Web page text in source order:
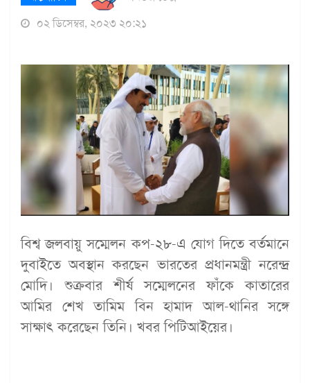
০২ ডিসেম্বর, ২০২৩ ২০:২১
বিশ্ব জলবায়ু সম্মেলন কপ-২৮-এ যোগ দিতে বর্তমানে
দুবাইতে অবস্থান করছেন ভারতের প্রধানমন্ত্রী নরেন্দ্র
মোদি। শুক্রবার শীর্ষ সম্মেলনের ফাঁকে কাতারের
আমির শেখ তামিম বিন হামাদ আল-থানির সঙ্গে
সাক্ষাৎ করেছেন তিনি। খবর পিটিআইয়ের।